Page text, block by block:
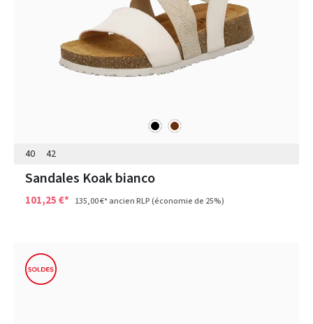
noir marron
40 42
Sandales Koak bianco
101,25 €* 135,00 €*ancien RLP(économie de 25%)